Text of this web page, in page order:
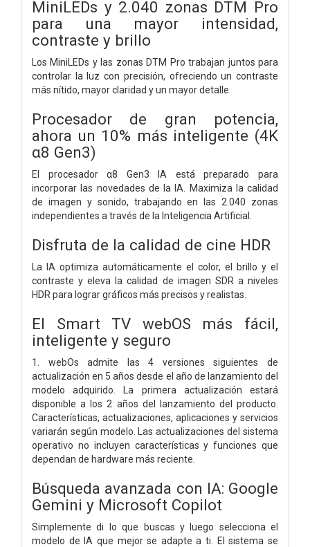
MiniLEDs y 2.040 zonas DTM Pro
para una mayor intensidad,
contraste y brillo
Los MiniLEDs y las zonas DTM Pro trabajan juntos para
controlar la luz con precisión, ofreciendo un contraste
más nítido, mayor claridad y un mayor detalle
Procesador de gran potencia,
ahora un 10% más inteligente (4K
α8 Gen3)
El procesador α8 Gen3 IA está preparado para
incorporar las novedades de la IA. Maximiza la calidad
de imagen y sonido, trabajando en las 2.040 zonas
independientes a través de la Inteligencia Artificial.
Disfruta de la calidad de cine HDR
La IA optimiza automáticamente el color, el brillo y el
contraste y eleva la calidad de imagen SDR a niveles
HDR para lograr gráficos más precisos y realistas.
El Smart TV webOS más fácil,
inteligente y seguro
1. webOs admite las 4 versiones siguientes de
actualización en 5 años desde el año de lanzamiento del
modelo adquirido. La primera actualización estará
disponible a los 2 años del lanzamiento del producto.
Características, actualizaciones, aplicaciones y servicios
variarán según modelo. Las actualizaciones del sistema
operativo no incluyen características y funciones que
dependan de hardware más reciente.
Búsqueda avanzada con IA: Google
Gemini y Microsoft Copilot
Simplemente di lo que buscas y luego selecciona el
modelo de IA que mejor se adapte a ti. El sistema se